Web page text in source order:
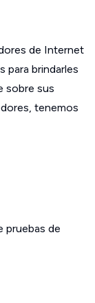
de Internet
para brindarles
sobre sus
tenemos
pruebas de